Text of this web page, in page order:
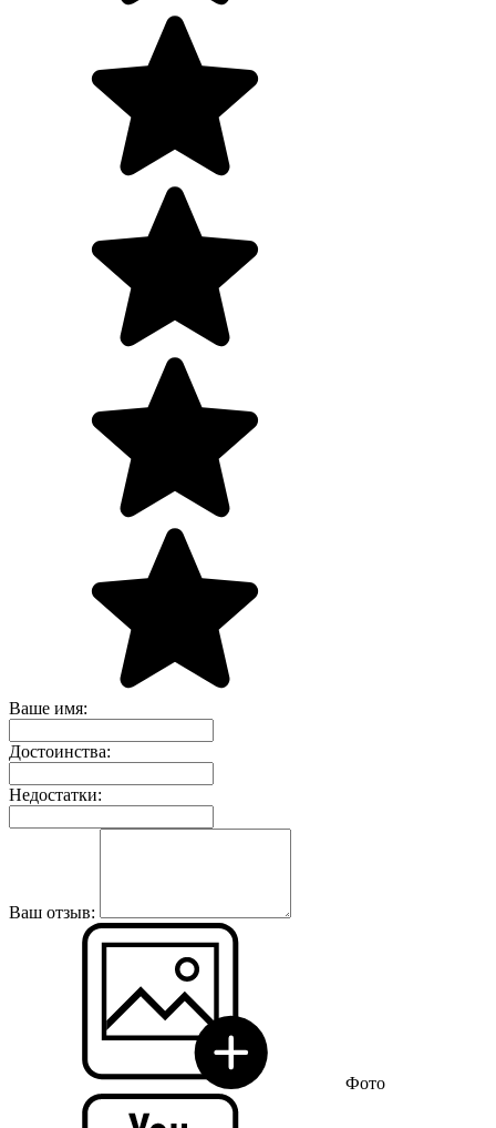
Ваше имя:
Достоинства:
Недостатки:
Ваш отзыв:
Фото